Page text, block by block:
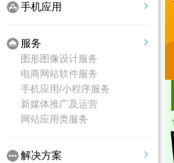
手机应用
服务
图形图像设计服务
电商网站软件服务
手机应用/小程序服务
新媒体推广及运营
网站应用类服务
解决方案